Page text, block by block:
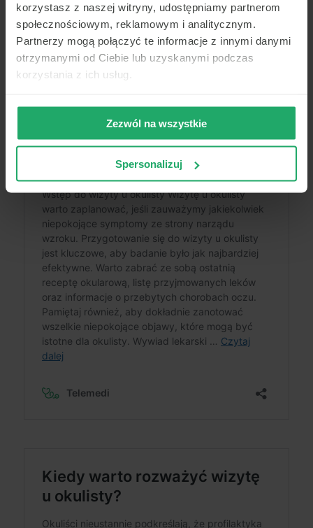
korzystasz z naszej witryny, udostępniamy partnerom
społecznościowym, reklamowym i analitycznym.
Partnerzy mogą połączyć te informacje z innymi danymi
otrzymanymi od Ciebie lub uzyskanymi podczas
korzystania z ich usług.
Zezwól na wszystkie
Spersonalizuj